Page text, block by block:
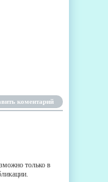
коментарий
только в